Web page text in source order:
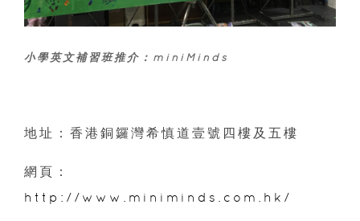
小學英文補習班推介：miniMinds
地址：香港銅鑼灣希慎道壹號四樓及五樓
網頁：
http://www.miniminds.com.hk/